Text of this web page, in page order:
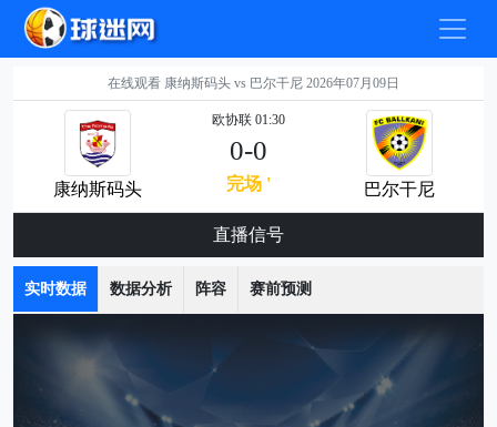
在线观看 康纳斯码头 vs 巴尔干尼 2026年07月09日
康纳斯码头
欧协联 01:30
0-0
完场 ' 巴尔干尼
直播信号
实时数据 数据分析 阵容 赛前预测